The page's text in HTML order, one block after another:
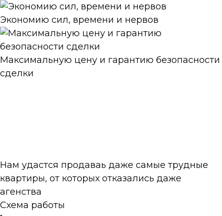
Экономию сил, времени и нервов
Максимальную цену и гарантию безопасности
сделки
Нам удастся продаваь даже самые трудные
квартиры, от которых отказались даже
агенства
Схема работы